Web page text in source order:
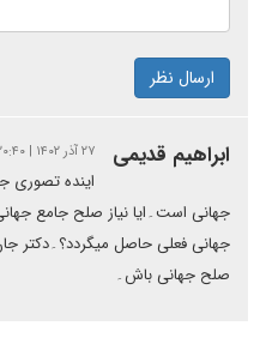
ارسال نظر
ابراهیم قدیمی ۲۷ آذر ۱۴۰۲ | ۲۰:۴۰
اینده تصوری
جهانی است۔ایا نیاز صلح جامع
جهانی فعلی حاصل میگردد؟۔دکتر
صلح جهانی باش۔